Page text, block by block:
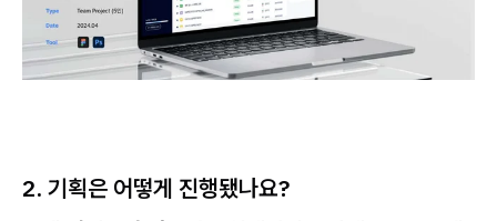
2. 기획은 어떻게 진행됐나요?